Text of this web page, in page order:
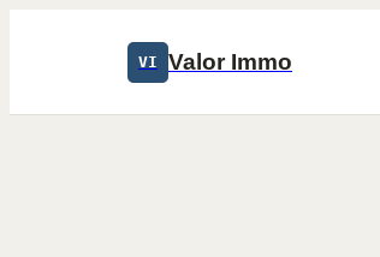
VI Valor Immo